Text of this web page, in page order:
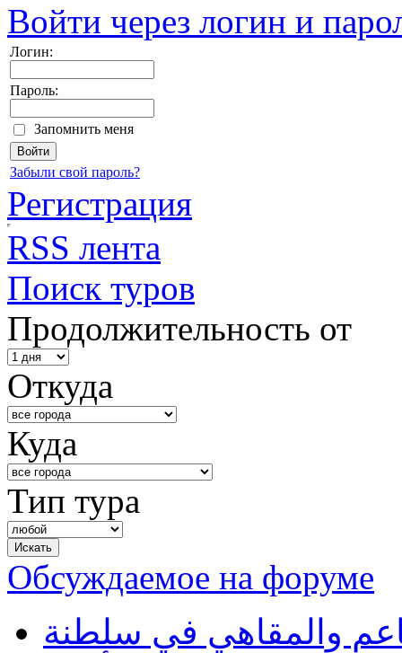
Войти через логин и
Логин:
Пароль:
Запомнить меня
Забыли свой пароль?
Регистрация
RSS лента
Поиск туров
Продолжительность от
Откуда
Куда
Тип тура
Обсуждаемое на форуме
والمقاهي في سلطنة